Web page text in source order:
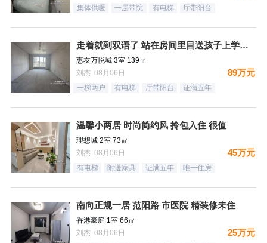
集体供暖 一层带院 有电梯 厅带阳台
走着就到双语了 站在房间里目送孩子上学是一件多么幸福的事情
惠友万悦城 3室 139㎡
刘杰 08月06日
89万元
一梯两户 有电梯 厅带阳台 证满五年
温馨小两居 时尚简约风 拎包入住 很值
理想城 2室 73㎡
刘杰 08月06日
45万元
有电梯 附送家具 证满五年 唯一住房
南向正规一居 范阳路 市医院 精装修未住
香港豪庭 1室 66㎡
刘杰 08月06日
25万元